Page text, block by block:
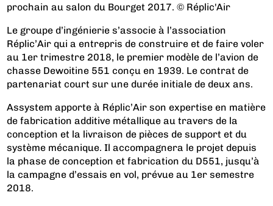
prochain au salon du Bourget 2017. © Réplic'Air
Le groupe d’ingénierie s’associe à l’association
Réplic’Air qui a entrepris de construire et de faire voler
au 1er trimestre 2018, le premier modèle de l’avion de
chasse Dewoitine 551 conçu en 1939. Le contrat de
partenariat court sur une durée initiale de deux ans.
Assystem apporte à Réplic’Air son expertise en matière
de fabrication additive métallique au travers de la
conception et la livraison de pièces de support et du
système mécanique. Il accompagnera le projet depuis
la phase de conception et fabrication du D551, jusqu’à
la campagne d’essais en vol, prévue au 1er semestre
2018.